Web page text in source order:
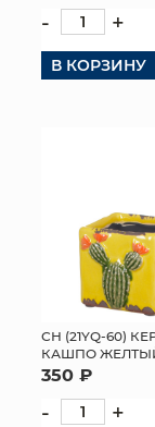
- +
В КОРЗИНУ
СН (21YQ-60)
КАШПО
350 ₽
- +